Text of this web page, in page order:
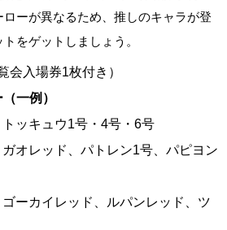
ーが異なるため、推しのキャラが登
をゲットしましょう。
会入場券1枚付き）
一例）
ッキュウ1号・4号・6号
オレッド、パトレン1号、パピヨン
ーカイレッド、ルパンレッド、ツ